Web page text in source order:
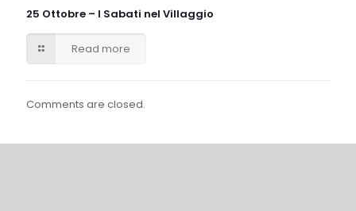
25 Ottobre – I Sabati nel Villaggio
Read more
Comments are closed.